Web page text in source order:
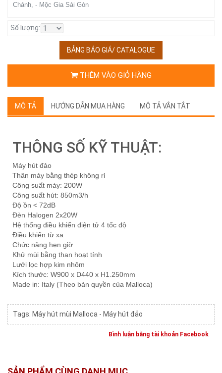
Chánh, - Mộc Gia Sài Gòn
Số lượng:
BẢNG BÁO GIÁ/ CATALOGUE
THÊM VÀO GIỎ HÀNG
MÔ TẢ HƯỚNG DẪN MUA HÀNG MÔ TẢ VẮN TẮT
THÔNG SỐ KỸ THUẬT:
Máy hút đảo
Thân máy bằng thép không rỉ
Công suất máy: 200W
Công suất hút: 850m3/h
Độ ồn < 72dB
Đèn Halogen 2x20W
Hệ thống điều khiển điện tử 4 tốc độ
Điều khiển từ xa
Chức năng hẹn giờ
Khử mùi bằng than hoạt tính
Lưới lọc hợp kim nhôm
Kích thước: W900 x D440 x H1.250mm
Made in: Italy (Theo bản quyền của Malloca)
Tags: Máy hút mùi Malloca - Máy hút đảo
Bình luận bằng tài khoản Facebook